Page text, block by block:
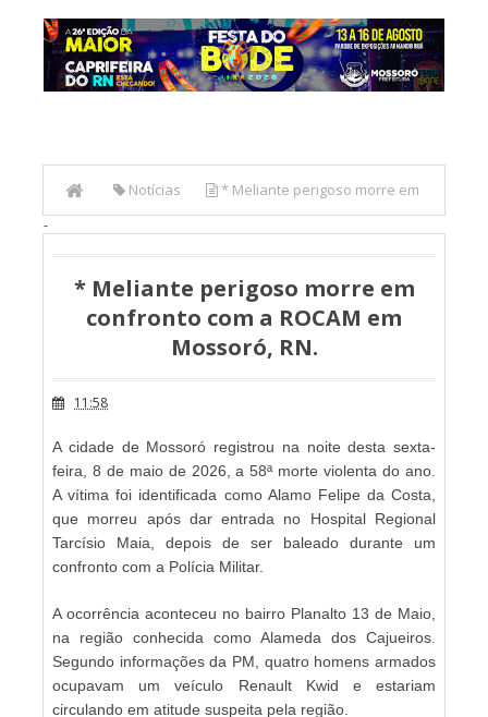
Notícias * Meliante perigoso morre em
confronto com a ROCAM em Mossoró, RN.
-
* Meliante perigoso morre em
confronto com a ROCAM em
Mossoró, RN.
11:58
A cidade de Mossoró registrou na noite desta sexta-
feira, 8 de maio de 2026, a 58ª morte violenta do ano.
A vítima foi identificada como Alamo Felipe da Costa,
que morreu após dar entrada no Hospital Regional
Tarcísio Maia, depois de ser baleado durante um
confronto com a Polícia Militar.
A ocorrência aconteceu no bairro Planalto 13 de Maio,
na região conhecida como Alameda dos Cajueiros.
Segundo informações da PM, quatro homens armados
ocupavam um veículo Renault Kwid e estariam
circulando em atitude suspeita pela região.